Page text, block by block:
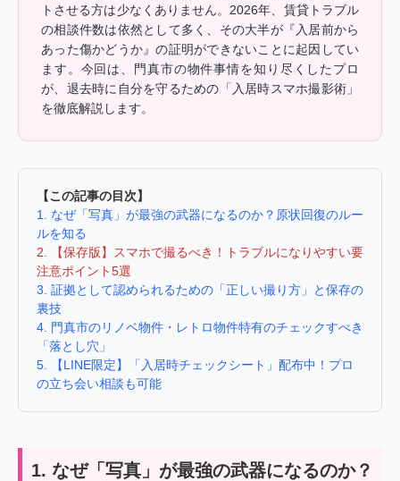
トさせる方は少なくありません。2026年、賃貸トラブル
の相談件数は依然として多く、その大半が『入居前から
あった傷かどうか』の証明ができないことに起因してい
ます。今回は、門真市の物件事情を知り尽くしたプロ
が、退去時に自分を守るための「入居時スマホ撮影術」
を徹底解説します。
【この記事の目次】
1. なぜ「写真」が最強の武器になるのか？原状回復のルー
ルを知る
2. 【保存版】スマホで撮るべき！トラブルになりやすい要
注意ポイント5選
3. 証拠として認められるための「正しい撮り方」と保存の
裏技
4. 門真市のリノベ物件・レトロ物件特有のチェックすべき
「落とし穴」
5. 【LINE限定】「入居時チェックシート」配布中！プロ
の立ち会い相談も可能
1. なぜ「写真」が最強の武器になるのか？